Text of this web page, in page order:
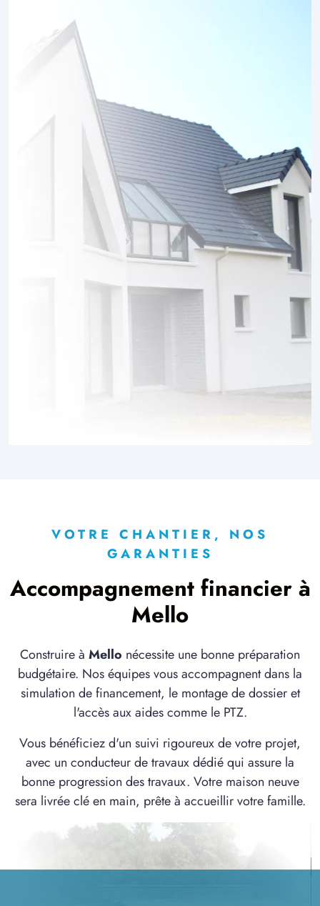
VOTRE CHANTIER, NOS
GARANTIES
Accompagnement financier à
Mello
Construire à Mello nécessite une bonne préparation
budgétaire. Nos équipes vous accompagnent dans la
simulation de financement, le montage de dossier et
l'accès aux aides comme le PTZ.
Vous bénéficiez d'un suivi rigoureux de votre projet,
avec un conducteur de travaux dédié qui assure la
bonne progression des travaux. Votre maison neuve
sera livrée clé en main, prête à accueillir votre famille.